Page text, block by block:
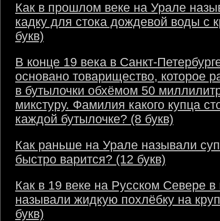
Как в прошлом веке на Урале
кадку для стока дождевой воды с
букв)
В конце 19 века в Санкт-
основано товарищество, которое
в бутылочки обхёмом 50
микстуру. Фамилия какого купца
каждой бутылочке? (8 букв)
Как раньше на Урале называли
быстро варится? (12 букв)
Как в 19 веке на Русском Севере в
называли жидкую похлёбку на
букв)